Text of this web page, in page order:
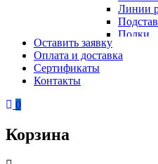
Линии
Полки
Столы
Тепловое
Оставить заявку
Оплата и доставка
Сертификаты
Контакты
0
Корзина